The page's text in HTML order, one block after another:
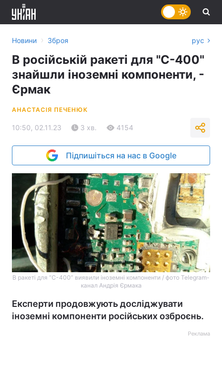
Новини › Зброя рус
В російській ракеті для "С-400"
знайшли іноземні компоненти, -
Єрмак
АНАСТАСІЯ ПЕЧЕНЮК
10:50, 02.11.23 3 хв. 4154
Підпишіться на нас в Google
В ракеті для “С-400” виявили іноземні компоненти / фото Telegram-
канал Андрія Єрмака
Експерти продовжують досліджувати
іноземні компоненти російських озброєнь.
Реклама